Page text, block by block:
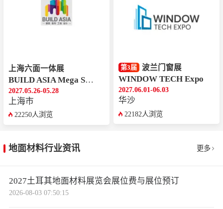
上海六面一体展
BUILD ASIA Mega Show
2027.05.26-05.28
上海市
22250人浏览
第3届 波兰门窗展
WINDOW TECH Expo
2027.06.01-06.03
华沙
22182人浏览
地面材料行业资讯 更多
2027土耳其地面材料展览会展位费与展位预订
2026-08-03 07:50:15